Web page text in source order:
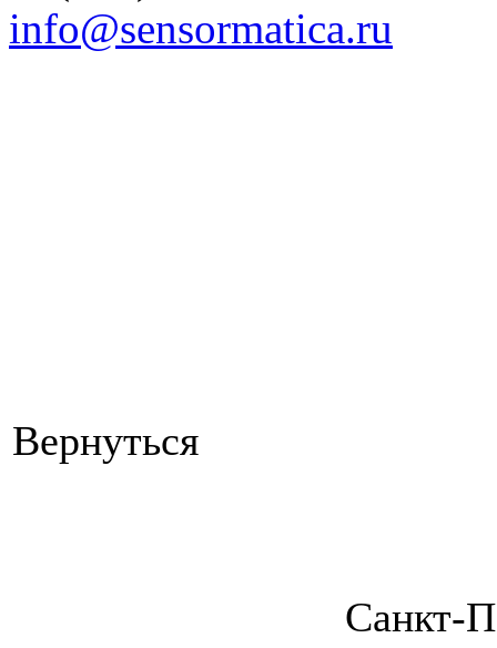
info@sensormatica.ru
Вернуться
Санкт-